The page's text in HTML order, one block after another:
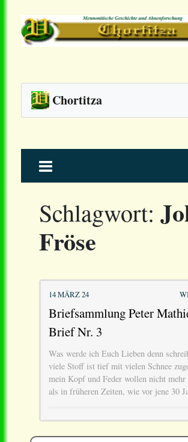
Chortitza
to
Schlagwort:
Fröse
14 MÄRZ 24
Briefsammlung Peter
Brief Nr. 3
Was werde ich Euch Lieben denn
viele Stoff ist tief mit vielen Schnee
mein Kopf und Feder wollen nicht mehr
als in früheren Zeiten, wie vor jene 30